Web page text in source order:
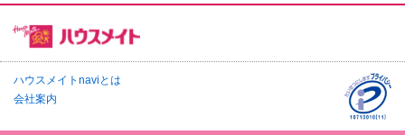
ハウスメイトnaviとは
会社案内